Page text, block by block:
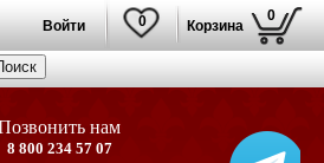
Корзина
0
0
Войти
8 800 234 57 07